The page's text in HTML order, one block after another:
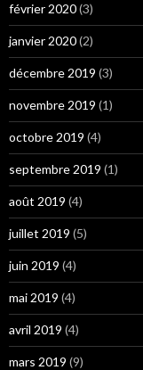
février 2020(3)
janvier 2020(2)
décembre 2019 (3)
novembre 2019 (1)
octobre 2019 (4)
septembre 2019 (1)
août 2019 (4)
juillet 2019 (5)
juin 2019 (4)
mai 2019 (4)
avril 2019 (4)
mars 2019 (9)